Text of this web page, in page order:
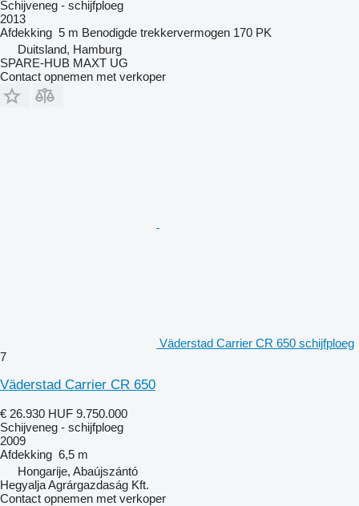
Schijveneg - schijfploeg
2013
Afdekking 5 m Benodigde trekkervermogen 170 PK
Duitsland, Hamburg
SPARE-HUB MAXT UG
Contact opnemen met verkoper
Väderstad Carrier CR 650 schijfploeg
7
Väderstad Carrier CR 650
€ 26.930 HUF 9.750.000
Schijveneg - schijfploeg
2009
Afdekking 6,5 m
Hongarije, Abaújszántó
Hegyalja Agrárgazdaság Kft.
Contact opnemen met verkoper